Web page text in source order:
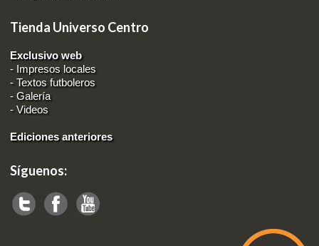
Tienda Universo Centro
Exclusivo web
- Impresos locales
-Textos futboleros
-Galería
-Videos
Ediciones anteriores
Síguenos: